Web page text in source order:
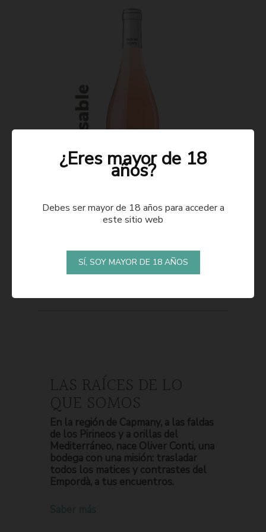
LAS RAÍCES DE LO
QUE SOMOS
En la región de Capmany, a las faldas
de los Pirineos y a orillas del
Mediterráneo, nace Oliver Conti, una
bodega con una misión: trasladar
todos los matices y contrastes del
Empordà, a tus encuentros.
¿Eres mayor de 18
años?
Debes ser mayor de 18 años para acceder a
este sitio web
SÍ, SOY MAYOR DE 18 AÑOS